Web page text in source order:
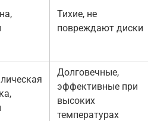
Тихие, не
повреждают диски
Долговечные,
эффективные при
высоких
температурах